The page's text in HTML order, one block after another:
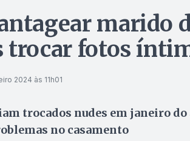
marido
trocar fotos
2024 às 11h01
trocados nudes em janeiro do
no casamento